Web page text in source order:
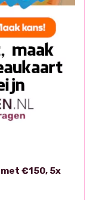
€150, 5x